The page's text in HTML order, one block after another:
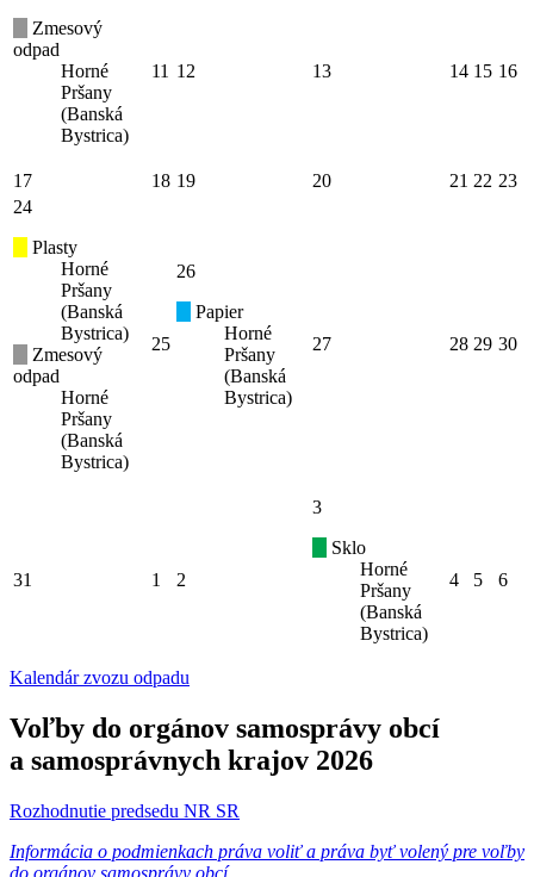
Zmesový
odpad
Horné
Pršany
(Banská
Bystrica)
11 12 13 14 15 16
17 18 19 20 21 22 23
24
Plasty
Horné
Pršany
(Banská
Bystrica)
Zmesový
odpad
Horné
Pršany
(Banská
Bystrica)
25
26
Papier
Horné
Pršany
(Banská
Bystrica)
27 28 29 30
31 1 2
3
Sklo
Horné
Pršany
(Banská
Bystrica)
4 5 6
Kalendár zvozu odpadu
Voľby do orgánov samosprávy obcí
a samosprávnych krajov 2026
Rozhodnutie predsedu NR SR
Informácia o podmienkach práva voliť a práva byť volený pre voľby
do orgánov samosprávy obcí